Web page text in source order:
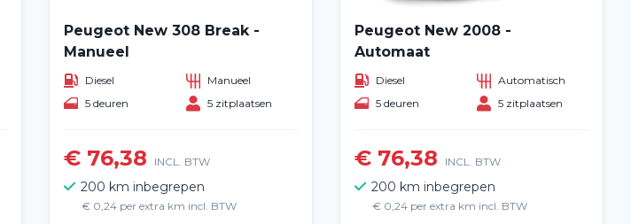
Peugeot New 308 Break -
Manueel
Diesel
Manueel
5 deuren
5 zitplaatsen
€ 76,38 INCL. BTW
200 km inbegrepen
€ 0,24 per extra km incl. BTW
Peugeot New 2008 -
Automaat
Diesel
Automatisch
5 deuren
5 zitplaatsen
€ 76,38 INCL. BTW
200 km inbegrepen
€ 0,24 per extra km incl. BTW